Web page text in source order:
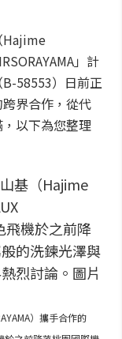
Hajime
」計
58553）日前正
界合作，從代
以下為您整理
）攜手合作的